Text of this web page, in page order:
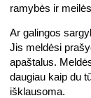
ramybės ir
Ar galingos
Jis meldėsi
apaštalus.
daugiau kaip du
išklausoma.